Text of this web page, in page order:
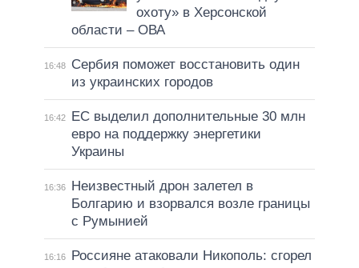
охоту» в Херсонской
области – ОВА
16:48
Сербия поможет восстановить один
из украинских городов
16:42
ЕС выделил дополнительные 30 млн
евро на поддержку энергетики
Украины
16:36
Неизвестный дрон залетел в
Болгарию и взорвался возле границы
с Румынией
16:16
Россияне атаковали Никополь: сгорел